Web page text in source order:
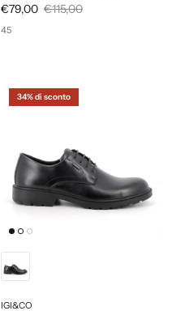
€79,00 €115,00
45
34% di sconto
IGI&CO